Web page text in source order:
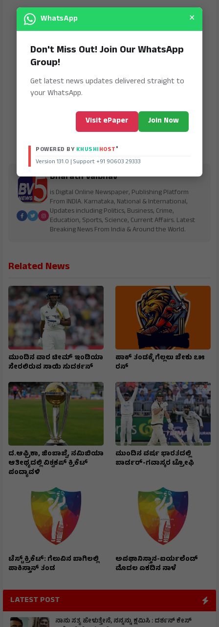
Bharath Vaibhav
is Digital Online Newspaper, Publishing Platform
From INDIA. Karnataka, National & International,
Updates including Politics, Business, Crime,
Education, Sports, Science, Current Affairs. Latest
Breaking News From India & Around the World.
Related News
ಮುಂದಿನ ವಾರ ಟೀಮ್ ಇಂಡಿಯಾ
ಸೇರಲಿರುವ ಸಾಯಿ ಸುದರ್ಶನ್
ಪಾಕ್ ತಂಡಕ್ಕೆ ಗೆಲ್ಲಲು ಬೇಕು ೭೫
ರನ್
ದ.ಆಫ್ರಿಕಾ, ಜಿಂಬಾಬ್ವೆ, ನಮಿಬಿಯಾ
ಆತೀಥ್ಯದಲ್ಲಿ ವಿಶ್ವಕಪ್ ಕ್ರಿಕೆಟ್
ಪಂದ್ಯಾವಳಿ
ಮುಂದಿನ ವರ್ಷ ಭಾರತದಲ್ಲಿ
ಬಾರ್ಡರ್-ಗವಾಸ್ಕರ ಟ್ರೋಫಿ
ಟೆಸ್ಟ್ ಕ್ರಿಕೆಟ್: ಗೆಲುವಿನ ಬಾಗಿಲಲ್ಲಿ
ಪಾಕಿಸ್ತಾನ್ ತಂಡ
ಅಪಘಾನಿಸ್ತಾನ-ಐರ್ಯಲೆಂಡ್
ಮೊದಲ ಏಕದಿನ ನಾಳೆ
LATEST POST
ನಾನು ಸತ್ಯ ಹೇಳುತ್ತೇನೆ, ನನ್ನನ್ನು ಕ್ಷಮಿಸಿ : ದರ್ಶನ್ ಕೇಸ್
WhatsApp ×
Don't Miss Out! Join Our WhatsApp
Group!
Get latest news updates delivered straight to
your WhatsApp.
Visit ePaper Join Now
POWERED BY KHUSHIHOST®
Version 131.0 | Support +91 90603 29333